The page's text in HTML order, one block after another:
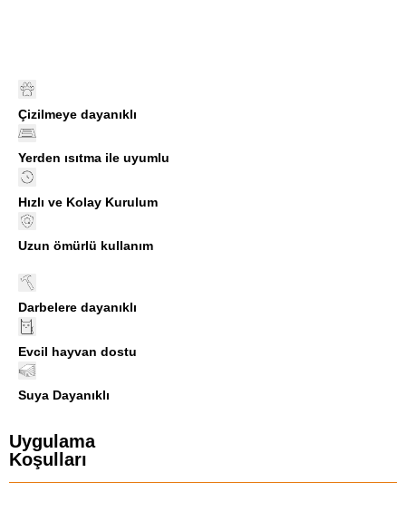
Çizilmeye dayanıklı
Yerden ısıtma ile uyumlu
Hızlı ve Kolay Kurulum
Uzun ömürlü kullanım
Darbelere dayanıklı
Evcil hayvan dostu
Suya Dayanıklı
Uygulama
Koşulları